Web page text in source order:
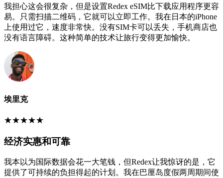
我担心这会很复杂，但是设置Redex eSIM比下载应用程序更容
易。只需扫描二维码，它就可以立即工作。我在日本的iPhone
上使用过它，速度非常快。没有SIM卡可以丢失，手机商店也
没有语言障碍。这种简单的技术让旅行变得更加愉快。
埃里克
★★★★★
经济实惠和可靠
我本以为国际数据会花一大笔钱，但Redex让我惊讶的是，它
提供了可持续的负担得起的计划。我在巴厘岛度假两周期间使